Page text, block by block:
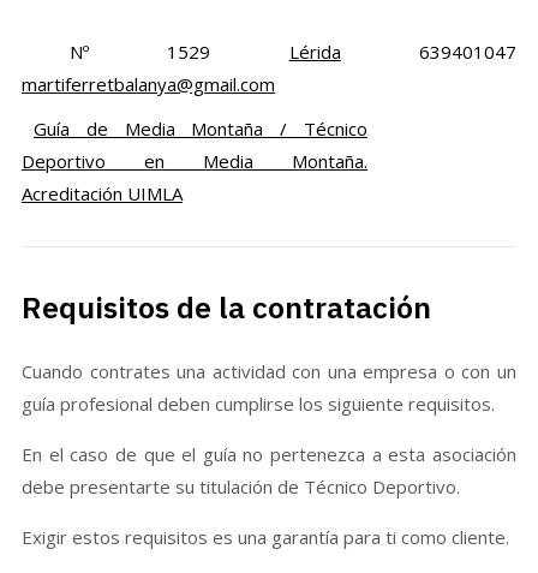
Nº 1529 Lérida
639401047
martiferretbalanya@gmail.com
Guía de Media Montaña / Técnico
Deportivo en Media Montaña.
Acreditación UIMLA
Requisitos de la contratación
Cuando contrates una actividad con una empresa o con un
guía profesional deben cumplirse los siguiente requisitos.
En el caso de que el guía no pertenezca a esta asociación
debe presentarte su titulación de Técnico Deportivo.
Exigir estos requisitos es una garantía para ti como cliente.